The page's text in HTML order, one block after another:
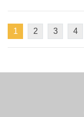
1 2 3 4